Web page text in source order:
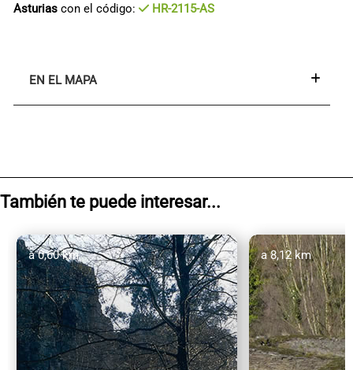
Asturias con el código: HR-2115-AS
EN EL MAPA
También te puede interesar...
a 0,60 km a 8,12 km